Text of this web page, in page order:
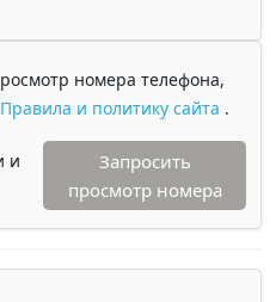
номера телефона,
Правила и политику сайта .
и
Запросить
просмотр номера